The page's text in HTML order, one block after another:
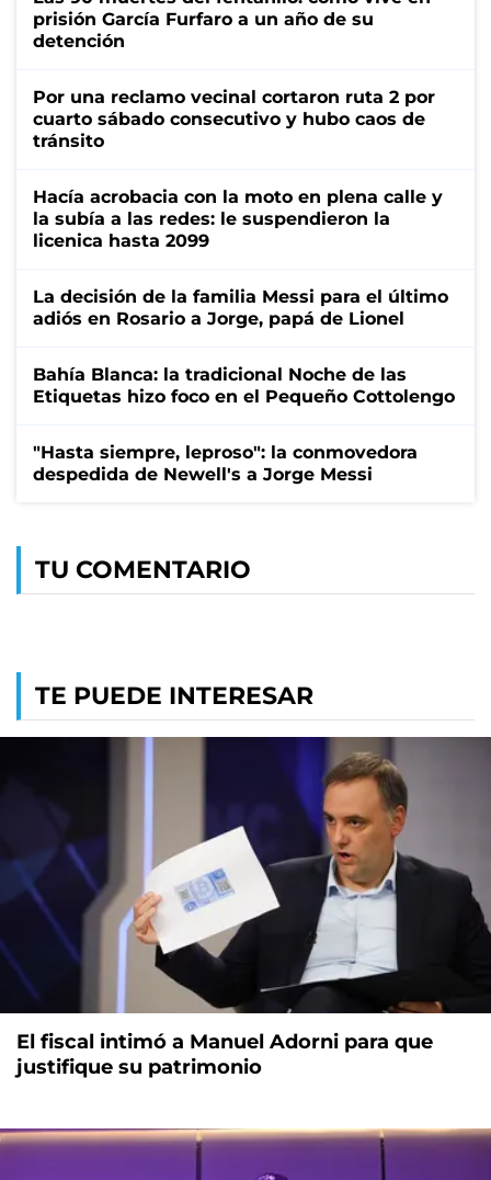
prisión García Furfaro a un año de su
detención
Por una reclamo vecinal cortaron ruta 2 por
cuarto sábado consecutivo y hubo caos de
tránsito
Hacía acrobacia con la moto en plena calle y
la subía a las redes: le suspendieron la
licenica hasta 2099
La decisión de la familia Messi para el último
adiós en Rosario a Jorge, papá de Lionel
Bahía Blanca: la tradicional Noche de las
Etiquetas hizo foco en el Pequeño Cottolengo
"Hasta siempre, leproso": la conmovedora
despedida de Newell's a Jorge Messi
TU COMENTARIO
TE PUEDE INTERESAR
El fiscal intimó a Manuel Adorni para que
justifique su patrimonio